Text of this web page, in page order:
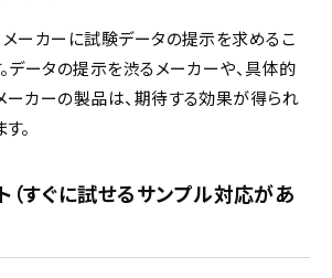
ーカーに試験データの提示を求めるこ
データの提示を渋るメーカーや、具体的
ーカーの製品は、期待する効果が得られ
。
（すぐに試せるサンプル対応があ